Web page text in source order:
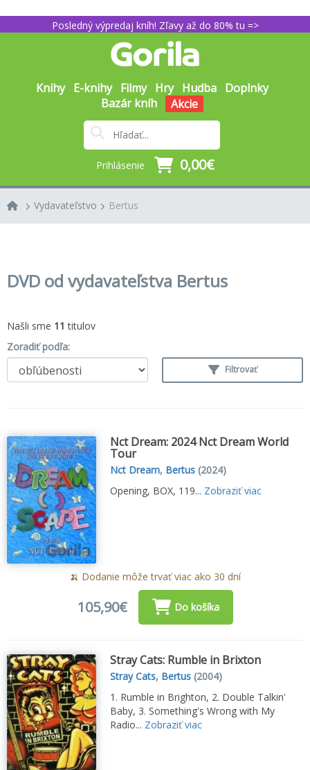
Posledný výpredaj kníh! Zľavy až do 80% tu =>
Knihy E-knihy Filmy Hry Hudba Doplnky
Bazár kníh
Akcie
Prihlásenie 0,00€
Vydavateľstvo Bertus
DVD od vydavateľstva Bertus
Našli sme 11 titulov
Zoradiť podľa:
Filtrovať
Nct Dream: 2024 Nct Dream World
Tour
Nct Dream, Bertus (2024)
Opening, BOX, 119... Zobraziť viac
🍌 Dodanie môže trvať viac ako 30 dní
105,90€ Do košíka
Stray Cats: Rumble in Brixton
Stray Cats, Bertus (2004)
1. Rumble in Brighton, 2. Double Talkin'
Baby, 3. Something's Wrong with My
Radio... Zobraziť viac